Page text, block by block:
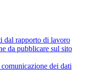
dal rapporto di lavoro
da pubblicare sul sito
dei dati